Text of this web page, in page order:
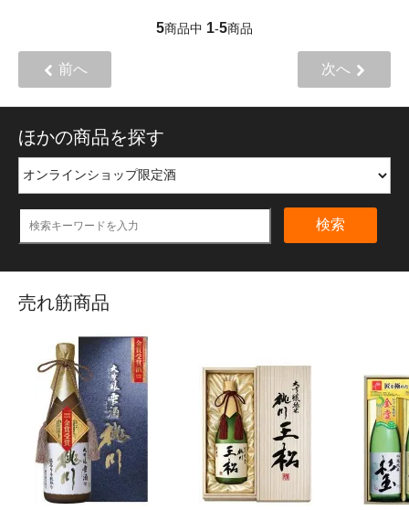
5商品中 1-5商品
前へ 次へ
ほかの商品を探す
検索
売れ筋商品